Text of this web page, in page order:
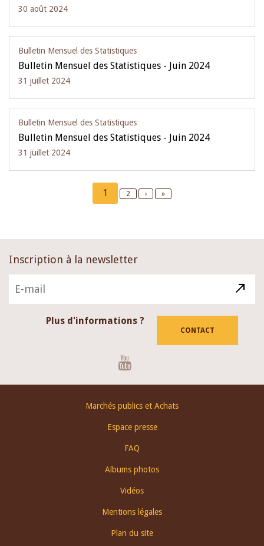
30 août 2024
Bulletin Mensuel des Statistiques
Bulletin Mensuel des Statistiques - Juin 2024
31 juillet 2024
Bulletin Mensuel des Statistiques
Bulletin Mensuel des Statistiques - Juin 2024
31 juillet 2024
Current
page
1 Page
2
Next
›
Last
»
Inscription à la newsletter
Plus d'informations ?
CONTACT
Marchés publics et Achats
Espace presse
FAQ
Albums photos
Vidéos
Mentions légales
Plan du site